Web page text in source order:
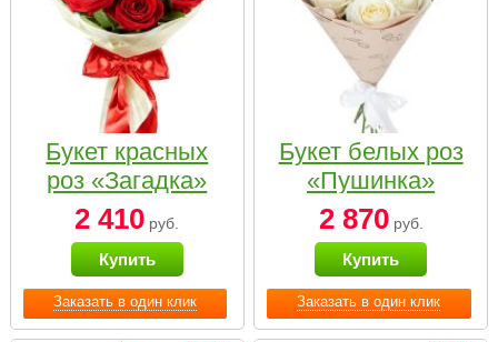
Заказать в один клик
Букет красных
роз «Загадка»
2 410 руб.
Купить
Заказать в один клик
Букет белых роз
«Пушинка»
2 870руб.
Купить